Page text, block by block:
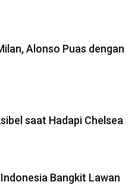
Alonso Puas dengan
saat Hadapi Chelsea
Bangkit Lawan